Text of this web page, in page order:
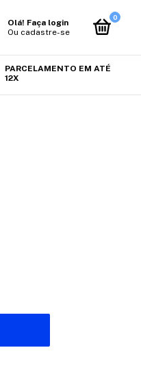
Olá! Faça login
Ou cadastre-se
0
PARCELAMENTO EM ATÉ
12X